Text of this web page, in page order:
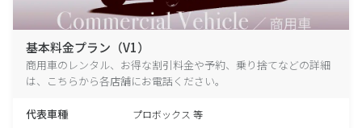
基本料金プラン（V1）
商用車のレンタル、お得な割引料金や予約、乗り捨てなどの詳細
は、こちらから各店舗にお電話ください。
代表車種 プロボックス 等